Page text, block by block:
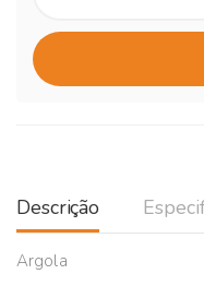
Descrição
Argola